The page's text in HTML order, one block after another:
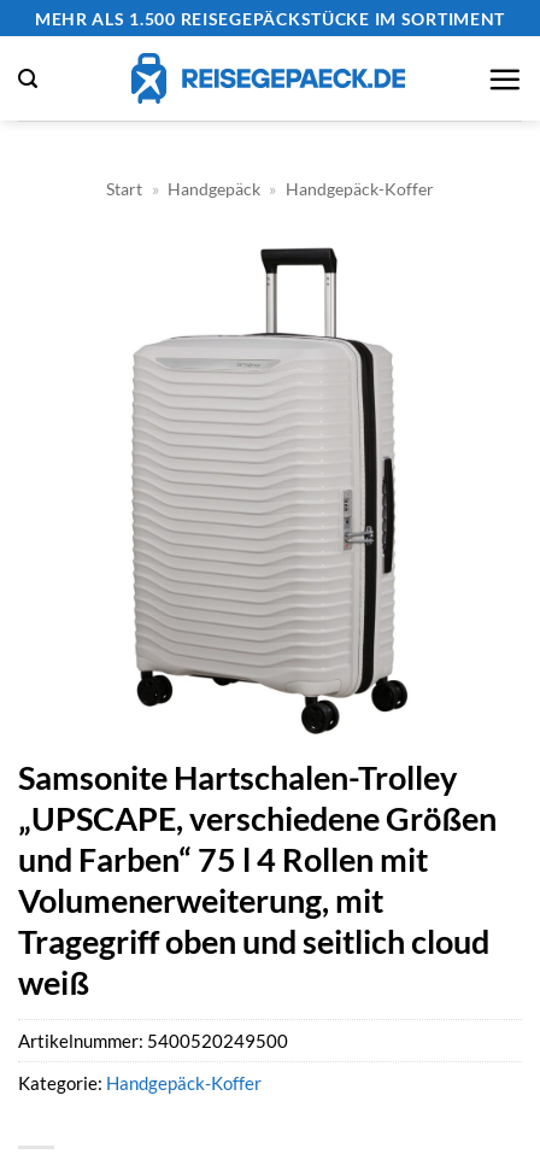
Zum
springen
MEHR ALS 1.500 REISEGEPÄCKSTÜCKE IM SORTIMENT
Start » Handgepäck » Handgepäck-Koffer
Samsonite Hartschalen-Trolley
„UPSCAPE, verschiedene Größen
und Farben“ 75 l 4 Rollen mit
Volumenerweiterung, mit
Tragegriff oben und seitlich cloud
weiß
Artikelnummer: 5400520249500
Kategorie: Handgepäck-Koffer